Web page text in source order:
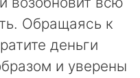
Обращаясь к
деньги
и уверены